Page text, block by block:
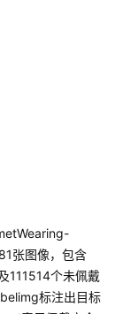
张图像，包含
111514个未佩戴
标注出目标